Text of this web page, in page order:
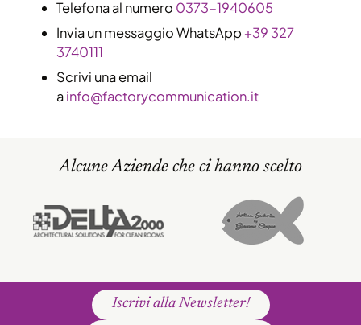
Telefona al numero 0373-1940605
Invia un messaggio WhatsApp +39 327
3740111
Scrivi una email
ainfo@factorycommunication.it
Alcune Aziende che ci hanno scelto
Iscrivi alla Newsletter!